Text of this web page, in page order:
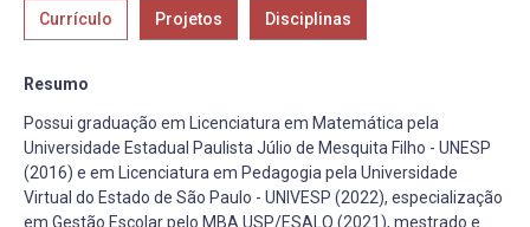
Currículo Projetos Disciplinas
Resumo
Possui graduação em Licenciatura em Matemática pela
Universidade Estadual Paulista Júlio de Mesquita Filho - UNESP
(2016) e em Licenciatura em Pedagogia pela Universidade
Virtual do Estado de São Paulo - UNIVESP (2022), especialização
em Gestão Escolar pelo MBA USP/ESALQ (2021), mestrado e